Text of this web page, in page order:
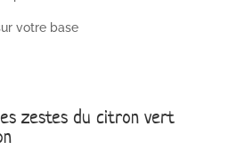
votre base
zestes du citron vert